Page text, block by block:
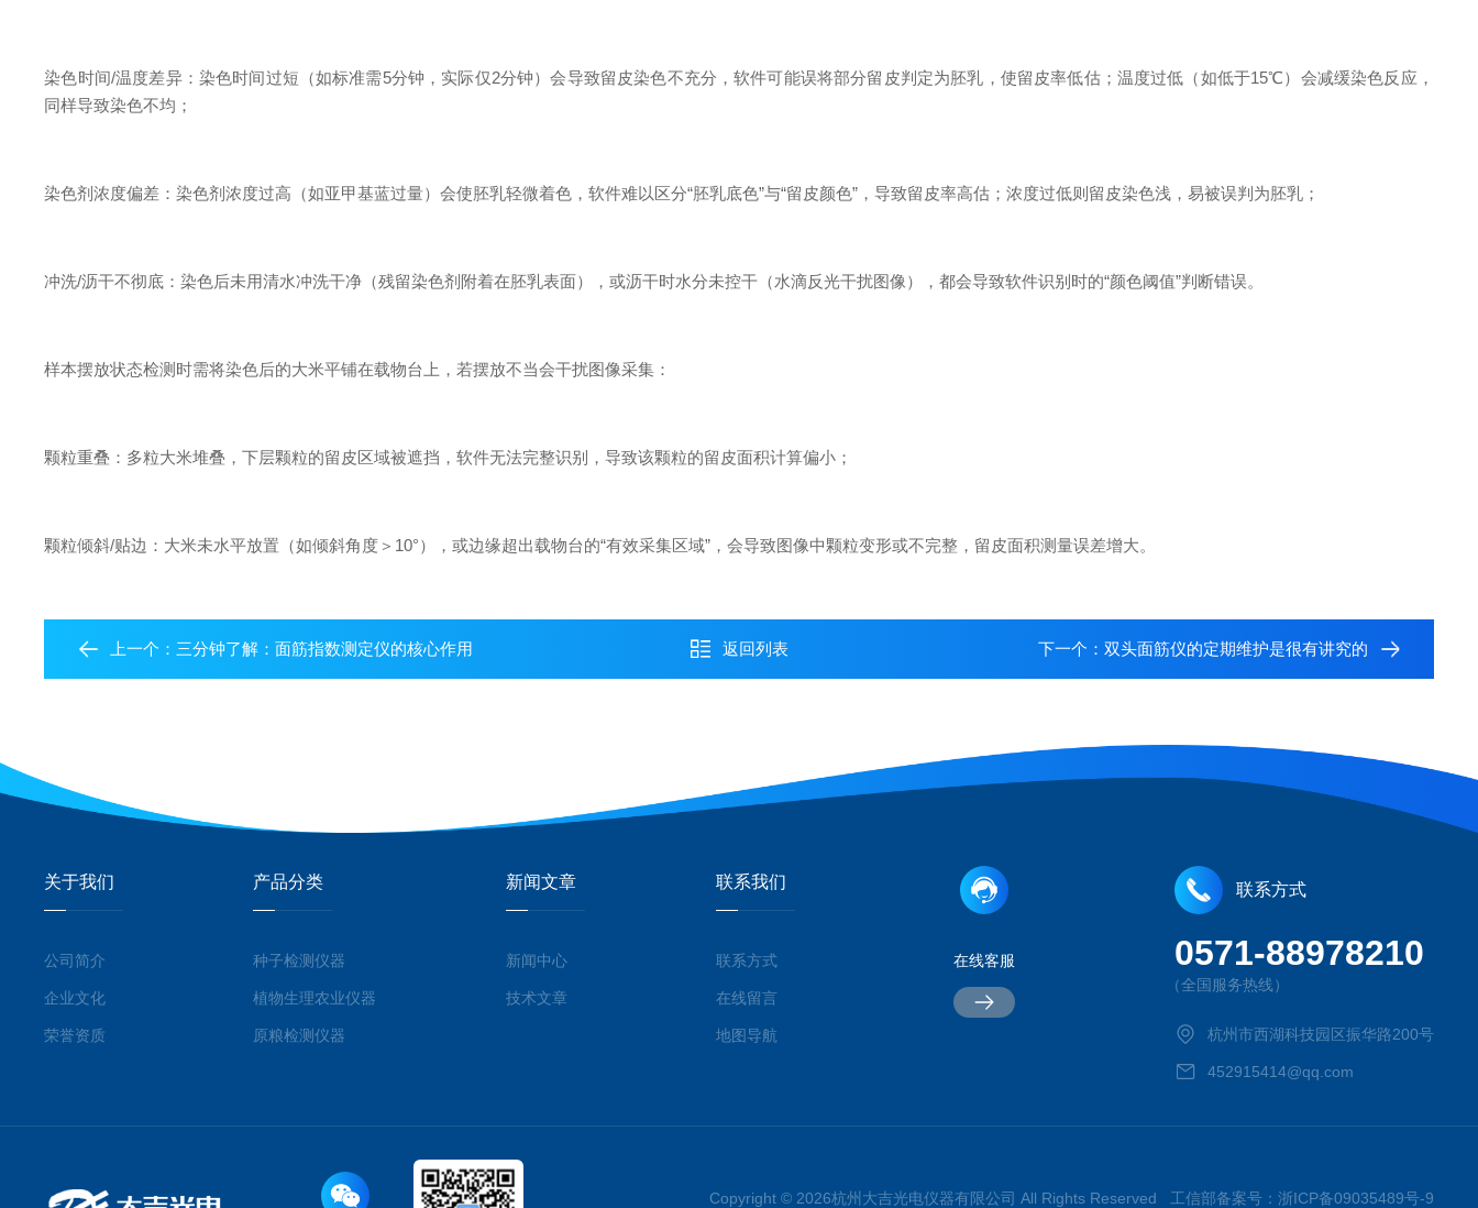
染色时间/温度差异：染色时间过短（如标准需5分钟，实际仅2分钟）会导致留皮染色不充分，软件可能误将部分留皮判定为胚乳，使留皮率低估；温度过低（如低于15℃）会减缓染色反应，
同样导致染色不均；
染色剂浓度偏差：染色剂浓度过高（如亚甲基蓝过量）会使胚乳轻微着色，软件难以区分“胚乳底色”与“留皮颜色”，导致留皮率高估；浓度过低则留皮染色浅，易被误判为胚乳；
冲洗/沥干不彻底：染色后未用清水冲洗干净（残留染色剂附着在胚乳表面），或沥干时水分未控干（水滴反光干扰图像），都会导致软件识别时的“颜色阈值”判断错误。
样本摆放状态检测时需将染色后的大米平铺在载物台上，若摆放不当会干扰图像采集：
颗粒重叠：多粒大米堆叠，下层颗粒的留皮区域被遮挡，软件无法完整识别，导致该颗粒的留皮面积计算偏小；
颗粒倾斜/贴边：大米未水平放置（如倾斜角度＞10°），或边缘超出载物台的“有效采集区域”，会导致图像中颗粒变形或不完整，留皮面积测量误差增大。
上一个： 三分钟了解：面筋指数测定仪的核心作用 返回列表 下一个： 双头面筋仪的定期维护是很有讲究的
关于我们
公司简介
企业文化
荣誉资质
产品分类
种子检测仪器
植物生理农业仪器
原粮检测仪器
新闻文章
新闻中心
技术文章
联系我们
联系方式
在线留言
地图导航
在线客服
联系方式
0571-88978210
（全国服务热线）
杭州市西湖科技园区振华路200号
452915414@qq.com
Copyright © 2026杭州大吉光电仪器有限公司 All Rights Reserved 工信部备案号： 浙ICP备09035489号-9